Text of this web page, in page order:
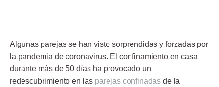
Algunas parejas se han visto sorprendidas y forzadas por
la pandemia de coronavirus. El confinamiento en casa
durante más de 50 días ha provocado un
redescubrimiento en las parejas confinadas de la